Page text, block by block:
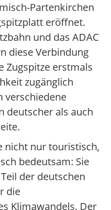
Partenkirchen
eröffnet.
und das ADAC
diese Verbindung
Zugspitze erstmals
zugänglich
verschiedene
deutscher als auch
nicht nur touristisch,
bedeutsam: Sie
der deutschen
die
Klimawandels. Der